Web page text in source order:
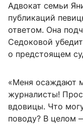
Адвокат семьи
публикаций
ответом. Она
Седоковой
о предстоящем
«Меня осаждают
журналисты!
вдовицы. Что
поводу? В целом